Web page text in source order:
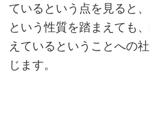
ているという点を見ると
という性質を踏まえても
えているということへの
じます。